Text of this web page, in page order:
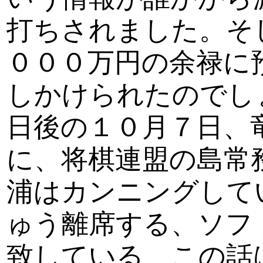
打ちされました。
０００万円の余禄
しかけられたので
日後の１０月７日
に、将棋連盟の島
浦はカンニングし
ゅう離席する、ソ
致している、この